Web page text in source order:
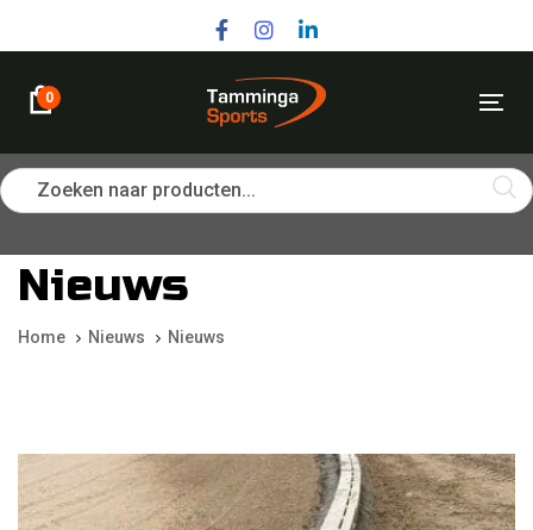
navigation
content
0
Zoeken naar producten...
Nieuws
Home Nieuws Nieuws